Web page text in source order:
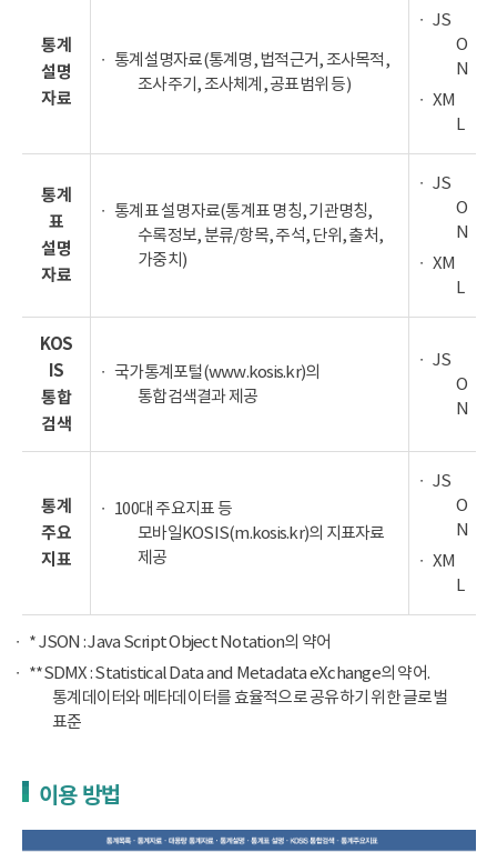
통계
설명
자료
통계설명자료(통계명, 법적근거, 조사목적,
조사주기, 조사체계, 공표범위 등)
JS
O
N
XM
L
통계
표
설명
자료
통계표 설명자료(통계표 명칭, 기관명칭,
수록정보, 분류/항목, 주석, 단위, 출처,
가중치)
JS
O
N
XM
L
KOS
IS
통합
검색
국가통계포털(www.kosis.kr)의
통합검색결과 제공
JS
O
N
통계
주요
지표
100대 주요지표 등
모바일KOSIS(m.kosis.kr)의 지표자료
제공
JS
O
N
XM
L
* JSON : Java Script Object Notation의 약어
**SDMX : Statistical Data and Metadata eXchange의 약어.
통계데이터와 메타데이터를 효율적으로 공유하기 위한 글로벌
표준
이용 방법